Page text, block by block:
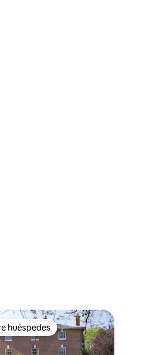
huéspedes
huéspedes